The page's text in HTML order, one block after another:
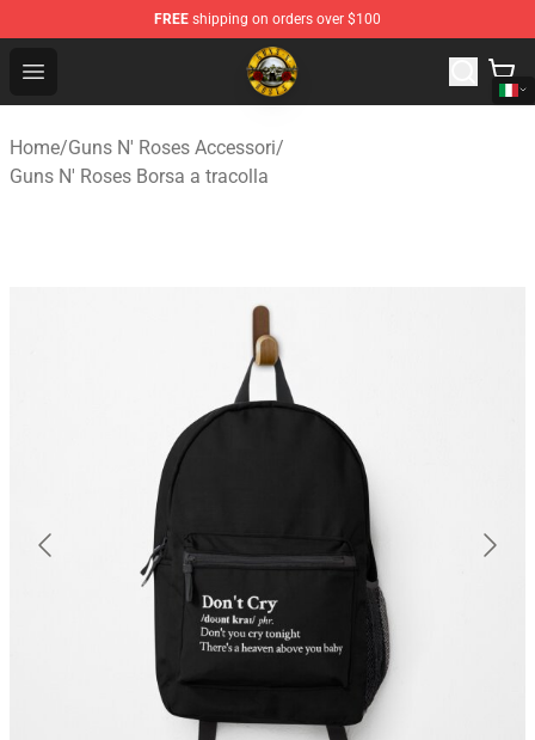
FREE shipping on orders over $100
Open menu
Guns N' Roses Store - Official Guns N' Roses
Home/Guns N' Roses Accessori/
Guns N' Roses Borsa a tracolla